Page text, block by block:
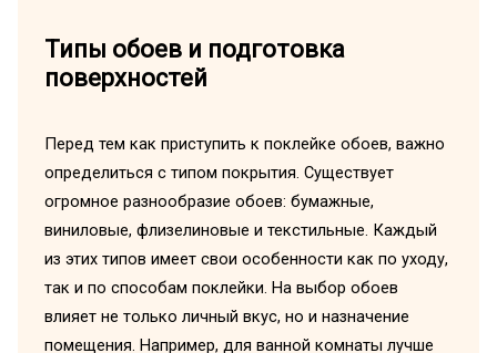
Типы обоев и подготовка
поверхностей
Перед тем как приступить к поклейке обоев, важно
определиться с типом покрытия. Существует
огромное разнообразие обоев: бумажные,
виниловые, флизелиновые и текстильные. Каждый
из этих типов имеет свои особенности как по уходу,
так и по способам поклейки. На выбор обоев
влияет не только личный вкус, но и назначение
помещения. Например, для ванной комнаты лучше